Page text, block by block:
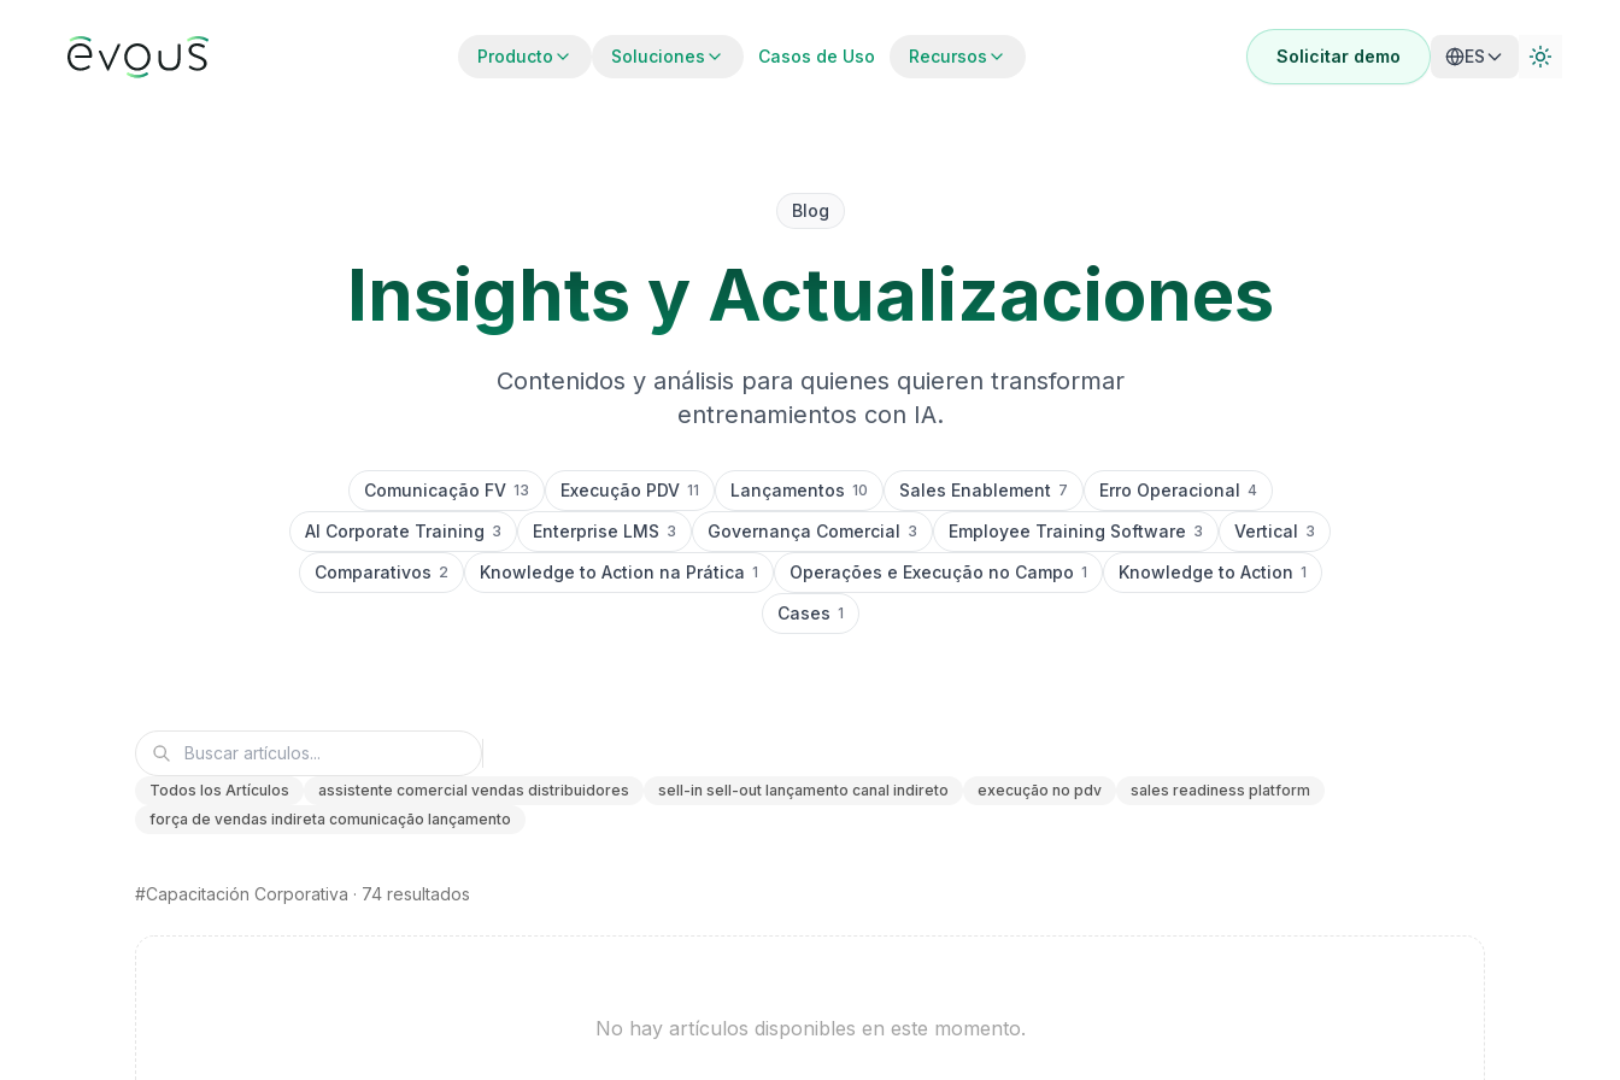
Producto Soluciones Casos de Uso Recursos Solicitar demo ES
Blog
Insights y Actualizaciones
Contenidos y análisis para quienes quieren transformar
entrenamientos con IA.
Comunicação FV 13 Execução PDV 11 Lançamentos 10 Sales Enablement 7 Erro Operacional 4
AI Corporate Training 3 Enterprise LMS 3 Governança Comercial 3 Employee Training Software 3 Vertical 3
Comparativos 2 Knowledge to Action na Prática 1 Operações e Execução no Campo 1 Knowledge to Action 1
Cases 1
Todos los Artículos assistente comercial vendas distribuidores sell-in sell-out lançamento canal indireto execução no pdv
sales readiness platform
força de vendas indireta comunicação lançamento
#Capacitación Corporativa · 74 resultados
No hay artículos disponibles en este momento.